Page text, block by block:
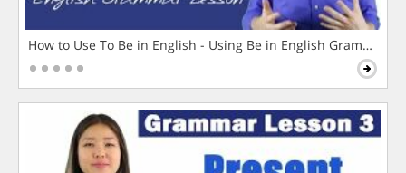
How to Use To Be in English - Using Be in English Grammar